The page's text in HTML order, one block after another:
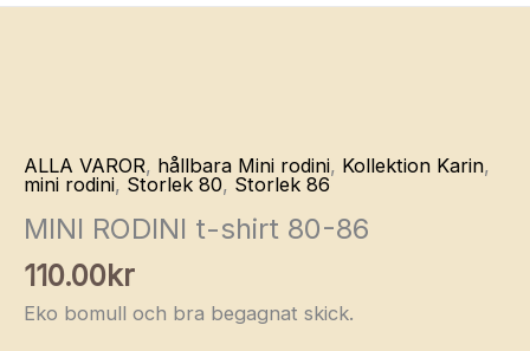
ALLA VAROR, hållbara Mini rodini, Kollektion Karin,
mini rodini, Storlek 80, Storlek 86
MINI RODINI t-shirt 80-86
110.00kr
Eko bomull och bra begagnat skick.